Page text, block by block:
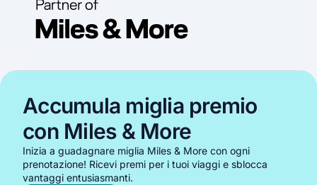
Accumula miglia premio
con Miles & More
Inizia a guadagnare miglia Miles & More con ogni
prenotazione! Ricevi premi per i tuoi viaggi e sblocca
vantaggi entusiasmanti.